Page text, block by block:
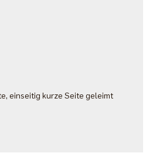
einseitig kurze Seite geleimt